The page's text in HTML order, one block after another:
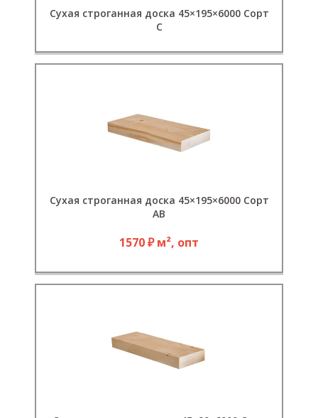
Сухая строганная доска 45×195×6000 Сорт
C
Сухая строганная доска 45×195×6000 Сорт
АB
1570 ₽ м², опт